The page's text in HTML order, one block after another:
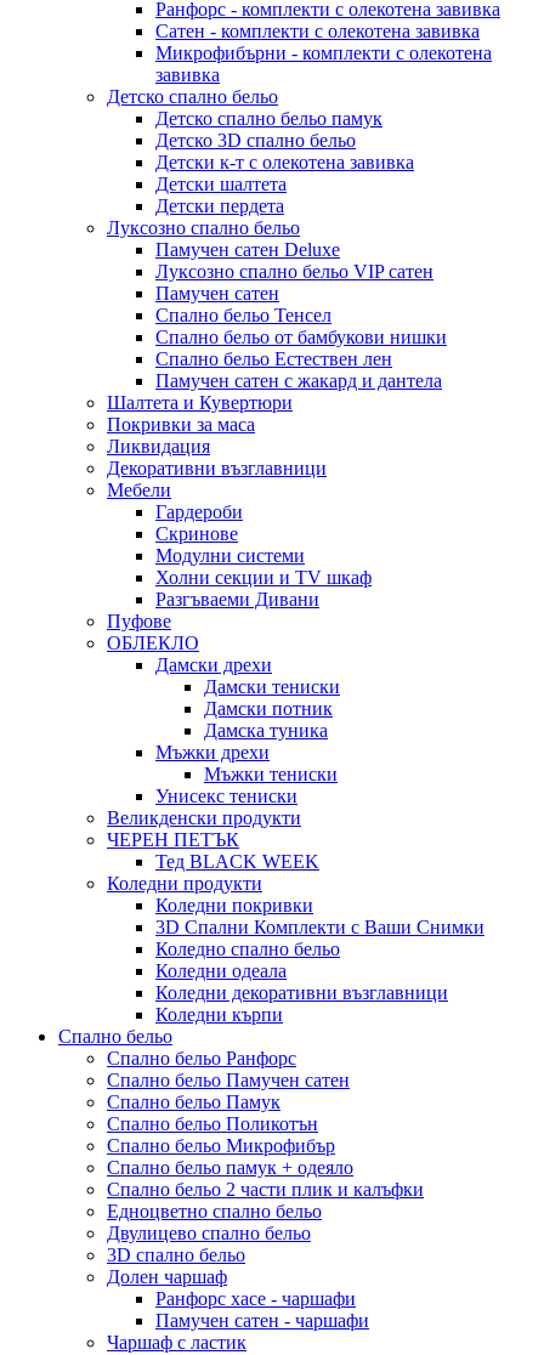
Ранфорс - комплекти с олекотена завивка
Сатен - комплекти с олекотена завивка
Микрофибърни - комплекти с олекотена
завивка
Детско спално бельо
Детско спално бельо памук
Детско 3D спално бельо
Детски к-т с олекотена завивка
Детски шалтета
Детски пердета
Луксозно спално бельо
Памучен сатен Deluxe
Луксозно спално бельо VIP сатен
Памучен сатен
Спално бельо Тенсел
Спално бельо от бамбукови нишки
Спално бельо Естествен лен
Памучен сатен с жакард и дантела
Шалтета и Кувертюри
Покривки за маса
Ликвидация
Декоративни възглавници
Мебели
Гардероби
Скринове
Модулни системи
Холни секции и ТV шкаф
Разгъваеми Дивани
Пуфове
ОБЛЕКЛО
Дамски дрехи
Дамски тениски
Дамски потник
Дамска туника
Мъжки дрехи
Мъжки тениски
Унисекс тениски
Великденски продукти
ЧЕРЕН ПЕТЪК
Тед BLACK WEEK
Коледни продукти
Коледни покривки
3D Спални Комплекти с Ваши Снимки
Коледно спално бельо
Коледни одеала
Коледни декоративни възглавници
Коледни кърпи
Спално бельо
Спално бельо Ранфорс
Спално бельо Памучен сатен
Спално бельо Памук
Спално бельо Поликотън
Спално бельо Микрофибър
Спално бельо памук + одеяло
Спално бельо 2 части плик и калъфки
Eдноцветно спално бельо
Двулицево спално бельо
3D спално бельо
Долен чаршаф
Ранфорс хасе - чаршафи
Памучен сатен - чаршафи
Чаршаф с ластик